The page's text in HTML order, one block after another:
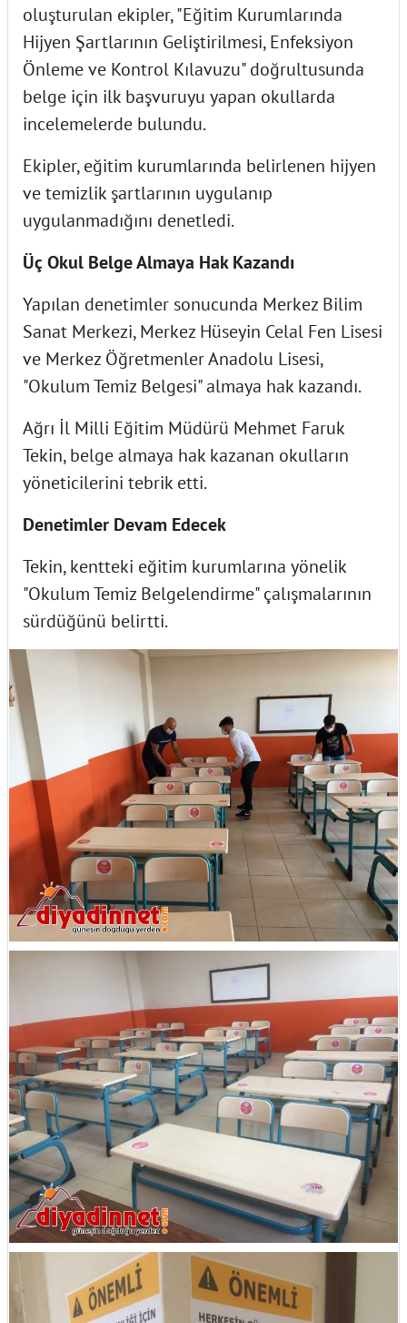
oluşturulan ekipler, "Eğitim Kurumlarında
Hijyen Şartlarının Geliştirilmesi, Enfeksiyon
Önleme ve Kontrol Kılavuzu" doğrultusunda
belge için ilk başvuruyu yapan okullarda
incelemelerde bulundu.
Ekipler, eğitim kurumlarında belirlenen hijyen
ve temizlik şartlarının uygulanıp
uygulanmadığını denetledi.
Üç Okul Belge Almaya Hak Kazandı
Yapılan denetimler sonucunda Merkez Bilim
Sanat Merkezi, Merkez Hüseyin Celal Fen Lisesi
ve Merkez Öğretmenler Anadolu Lisesi,
"Okulum Temiz Belgesi" almaya hak kazandı.
Ağrı İl Milli Eğitim Müdürü Mehmet Faruk
Tekin, belge almaya hak kazanan okulların
yöneticilerini tebrik etti.
Denetimler Devam Edecek
Tekin, kentteki eğitim kurumlarına yönelik
"Okulum Temiz Belgelendirme" çalışmalarının
sürdüğünü belirtti.